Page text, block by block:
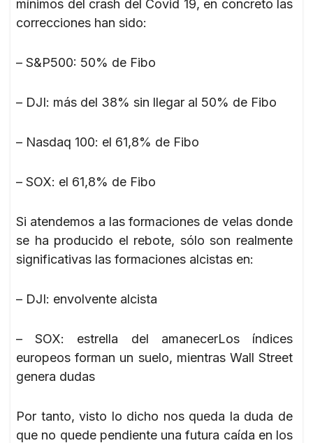
mínimos del crash del Covid 19, en concreto las
correcciones han sido:
– S&P500: 50% de Fibo
– DJI: más del 38% sin llegar al 50% de Fibo
– Nasdaq 100: el 61,8% de Fibo
– SOX: el 61,8% de Fibo
Si atendemos a las formaciones de velas donde
se ha producido el rebote, sólo son realmente
significativas las formaciones alcistas en:
– DJI: envolvente alcista
– SOX: estrella del amanecerLos índices
europeos forman un suelo, mientras Wall Street
genera dudas
Por tanto, visto lo dicho nos queda la duda de
que no quede pendiente una futura caída en los